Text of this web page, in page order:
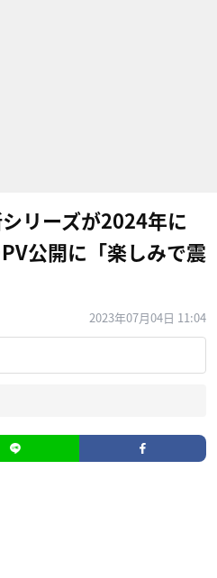
リーズが2024年に
公開に「楽しみで震
2023年07月04日 11:04